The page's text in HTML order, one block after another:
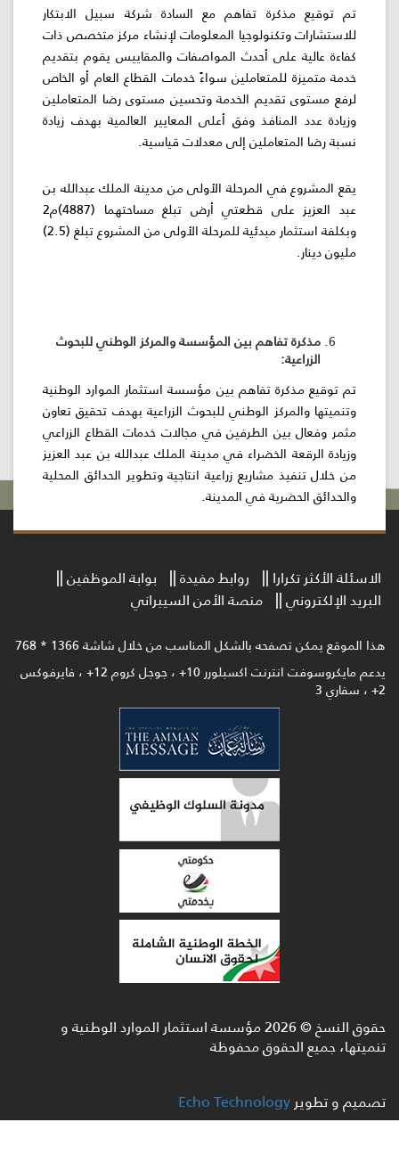
تم توقيع مذكرة تفاهم مع السادة شركة سبيل الابتكار
للاستشارات وتكنولوجيا المعلومات لإنشاء مركز متخصص ذات
كفاءة عالية على أحدث المواصفات والمقاييس يقوم بتقديم
خدمة متميزة للمتعاملين سواءً خدمات القطاع العام أو الخاص
لرفع مستوى تقديم الخدمة وتحسين مستوى رضا المتعاملين
وزيادة عدد المنافذ وفق أعلى المعايير العالمية بهدف زيادة
نسبة رضا المتعاملين إلى معدلات قياسية.
يقع المشروع في المرحلة الأولى من مدينة الملك عبدالله بن
عبد العزيز على قطعتي أرض تبلغ مساحتهما (4887)م2
وبكلفة استثمار مبدئية للمرحلة الأولى من المشروع تبلغ (2.5)
مليون دينار.
مذكرة تفاهم بين المؤسسة والمركز الوطني للبحوث
الزراعية:
تم توقيع مذكرة تفاهم بين مؤسسة استثمار الموارد الوطنية
وتنميتها والمركز الوطني للبحوث الزراعية بهدف تحقيق تعاون
مثمر وفعال بين الطرفين في مجالات خدمات القطاع الزراعي
وزيادة الرقعة الخضراء في مدينة الملك عبدالله بن عبد العزيز
من خلال تنفيذ مشاريع زراعية انتاجية وتطوير الحدائق المحلية
والحدائق الحضرية في المدينة.
الاسئلة الأكثر تكرارا روابط مفيدة
بوابة الموظفين
البريد الإلكتروني
منصة الأمن السيبراني
هذا الموقع يمكن تصفحه بالشكل المناسب من خلال شاشة 1366 * 768
يدعم مايكروسوفت انترنت اكسبلورر 10+ ، جوجل كروم 12+ ، فايرفوكس
2+ ، سفاري 3
حقوق النسخ ©2026مؤسسة استثمار الموارد الوطنية و
تنميتها، جميع الحقوق محفوظة
تصميم و تطويرEcho Technology